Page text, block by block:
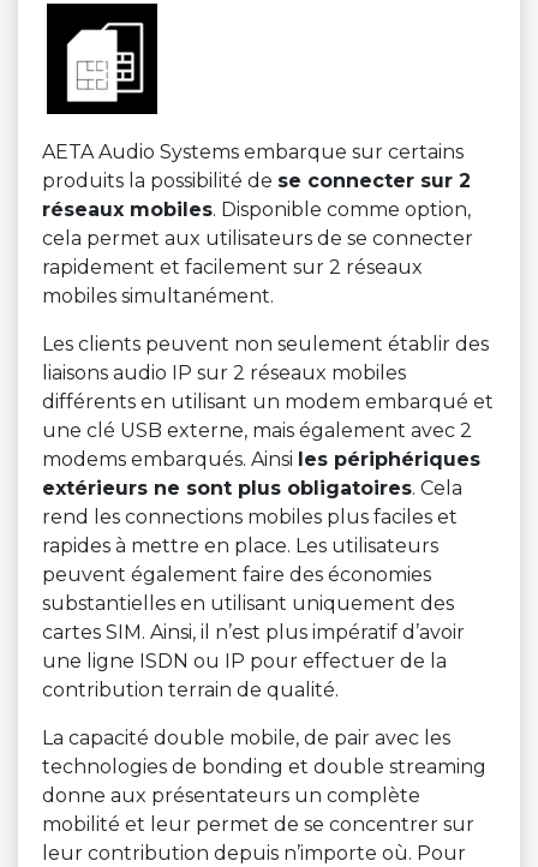
AETA Audio Systems embarque sur certains
produits la possibilité de se connecter sur 2
réseaux mobiles. Disponible comme option,
cela permet aux utilisateurs de se connecter
rapidement et facilement sur 2 réseaux
mobiles simultanément.
Les clients peuvent non seulement établir des
liaisons audio IP sur 2 réseaux mobiles
différents en utilisant un modem embarqué et
une clé USB externe, mais également avec 2
modems embarqués. Ainsi les périphériques
extérieurs ne sont plus obligatoires. Cela
rend les connections mobiles plus faciles et
rapides à mettre en place. Les utilisateurs
peuvent également faire des économies
substantielles en utilisant uniquement des
cartes SIM. Ainsi, il n’est plus impératif d’avoir
une ligne ISDN ou IP pour effectuer de la
contribution terrain de qualité.
La capacité double mobile, de pair avec les
technologies de bonding et double streaming
donne aux présentateurs un complète
mobilité et leur permet de se concentrer sur
leur contribution depuis n’importe où. Pour